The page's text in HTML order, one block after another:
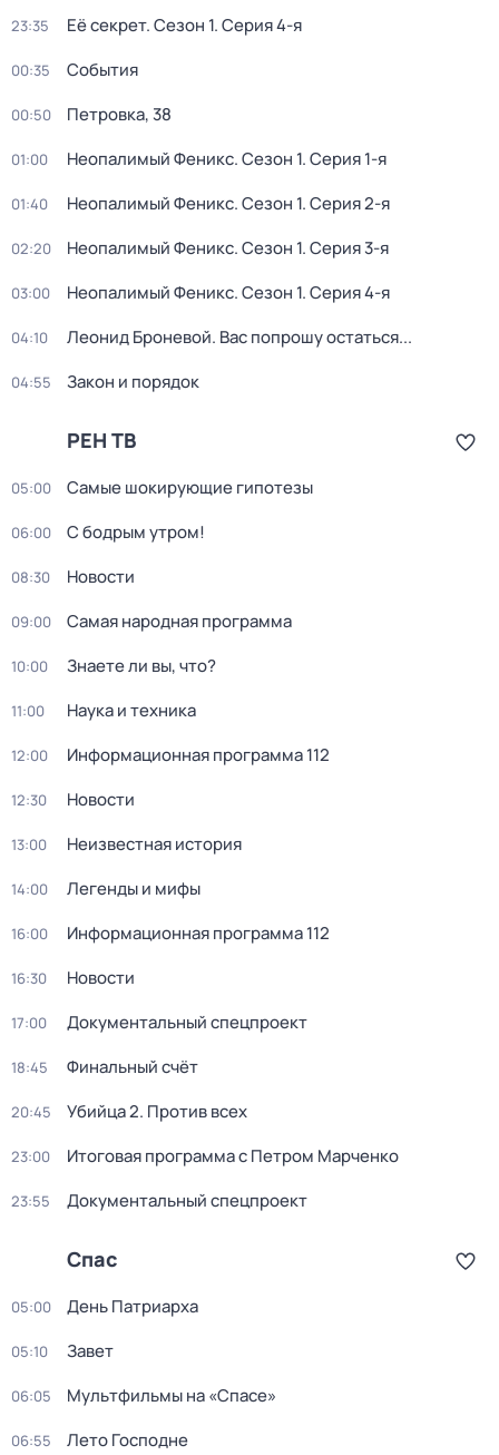
23:35 Её секрет. Сезон 1. Серия 4-я
00:35 События
00:50 Петровка, 38
01:00 Неопалимый Феникс. Сезон 1. Серия 1-я
01:40 Неопалимый Феникс. Сезон 1. Серия 2-я
02:20 Неопалимый Феникс. Сезон 1. Серия 3-я
03:00 Неопалимый Феникс. Сезон 1. Серия 4-я
04:10 Леонид Броневой. Вас попрошу остаться...
04:55 Закон и порядок
РЕН ТВ
05:00 Самые шoкиpующие гипотезы
06:00 С бодрым утром!
08:30 Новости
09:00 Самая народная программа
10:00 Знаете ли вы, что?
11:00 Наука и техника
12:00 Информационная программа 112
12:30 Новости
13:00 Неизвестная история
14:00 Легенды и мифы
16:00 Информационная программа 112
16:30 Новости
17:00 Документальный спецпроект
18:45 Финальный счёт
20:45 Убийца 2. Против всех
23:00 Итогoвая программа с Петрoм Марченко
23:55 Документальный спецпроект
Спас
05:00 День Патриарха
05:10 Завет
06:05 Мультфильмы нa «Спаcе»
06:55 Лето Господне